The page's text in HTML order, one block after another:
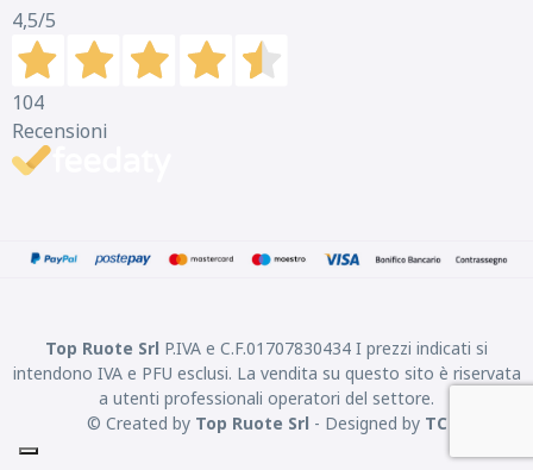
4,5/5
104
Recensioni
Top Ruote Srl P.IVA e C.F.01707830434 I prezzi indicati si
intendono IVA e PFU esclusi. La vendita su questo sito è riservata
a utenti professionali operatori del settore.
© Created by Top Ruote Srl - Designed by TC